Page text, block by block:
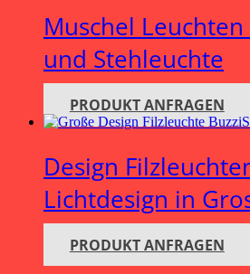
Muschel Leuchten
und Stehleuchte
PRODUKT ANFRAGEN
Design
Lichtdesign in
PRODUKT ANFRAGEN